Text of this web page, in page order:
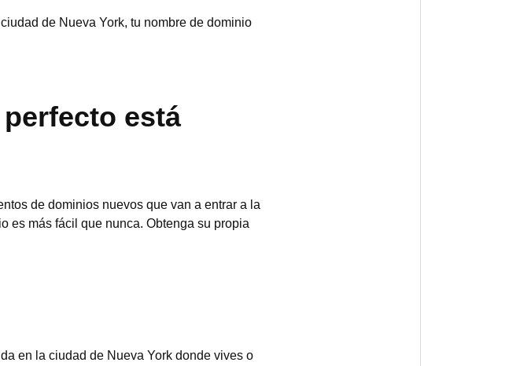
de Nueva York, tu nombre de dominio
está
de dominios nuevos que van a entrar a la
es más fácil que nunca. Obtenga su propia
en la ciudad de Nueva York donde vives o